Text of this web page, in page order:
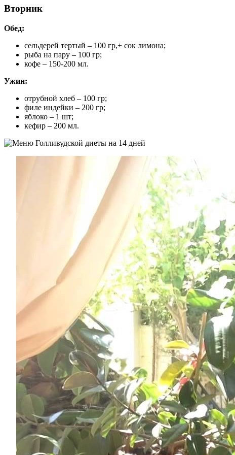
Вторник
Обед:
сельдерей тертый – 100 гр,+ сок лимона;
рыба на пару – 100 гр;
кофе – 150-200 мл.
Ужин:
отрубной хлеб – 100 гр;
филе индейки – 200 гр;
яблоко – 1 шт;
кефир – 200 мл.